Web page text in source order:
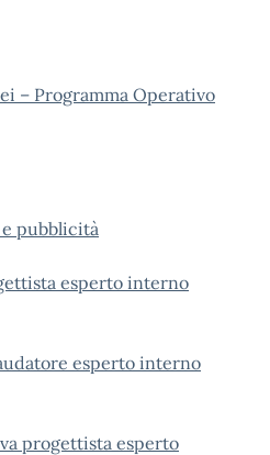
– Programma Operativo
pubblicità
esperto interno
esperto interno
progettista esperto